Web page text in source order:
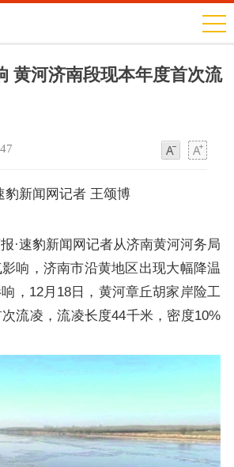
黄河济南段现本年度首次流
新闻网记者 王颂博
·速豹新闻网记者从济南黄河河务局
响，济南市沿黄地区出现大幅降温
，12月18日，黄河章丘胡家岸险工
流凌，流凌长度44千米，密度10%